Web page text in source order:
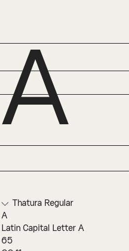
A
Thatura Regular
A
Latin Capital Letter A
65